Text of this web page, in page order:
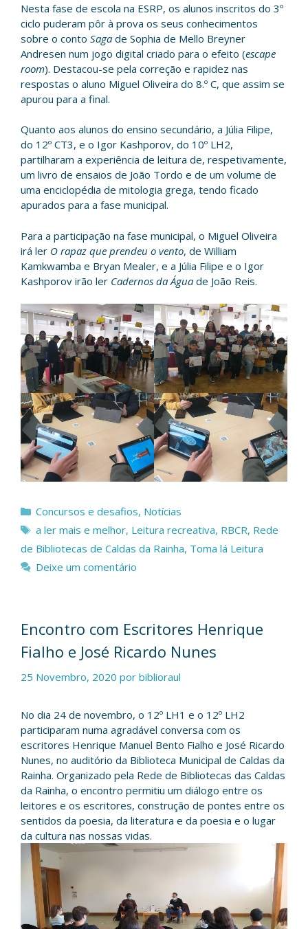
Nesta fase de escola na ESRP, os alunos inscritos do 3º
ciclo puderam pôr à prova os seus conhecimentos
sobre o conto Saga de Sophia de Mello Breyner
Andresen num jogo digital criado para o efeito (escape
room). Destacou-se pela correção e rapidez nas
respostas o aluno Miguel Oliveira do 8.º C, que assim se
apurou para a final.
Quanto aos alunos do ensino secundário, a Júlia Filipe,
do 12º CT3, e o Igor Kashporov, do 10º LH2,
partilharam a experiência de leitura de, respetivamente,
um livro de ensaios de João Tordo e de um volume de
uma enciclopédia de mitologia grega, tendo ficado
apurados para a fase municipal.
Para a participação na fase municipal, o Miguel Oliveira
irá ler O rapaz que prendeu o vento, de William
Kamkwamba e Bryan Mealer, e a Júlia Filipe e o Igor
Kashporov irão ler Cadernos da Água de João Reis.
Categorias
Concursos e desafios, Notícias
Etiquetas
a ler mais e melhor, Leitura recreativa, RBCR, Rede
de Bibliotecas de Caldas da Rainha, Toma lá Leitura
Deixe um comentário
Encontro com Escritores Henrique
Fialho e José Ricardo Nunes
25 Novembro, 2020 por biblioraul
No dia 24 de novembro, o 12º LH1 e o 12º LH2
participaram numa agradável conversa com os
escritores Henrique Manuel Bento Fialho e José Ricardo
Nunes, no auditório da Biblioteca Municipal de Caldas da
Rainha. Organizado pela Rede de Bibliotecas das Caldas
da Rainha, o encontro permitiu um diálogo entre os
leitores e os escritores, construção de pontes entre os
sentidos da poesia, da literatura e da poesia e o lugar
da cultura nas nossas vidas.